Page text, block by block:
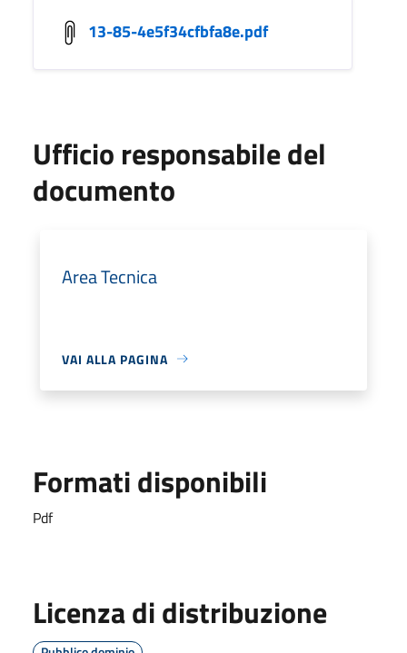
13-85-4e5f34cfbfa8e.pdf
Ufficio responsabile del
documento
Area Tecnica
VAI ALLA PAGINA
Formati disponibili
Pdf
Licenza di distribuzione